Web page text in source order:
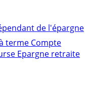
de l'épargne
terme Compte
Epargne retraite